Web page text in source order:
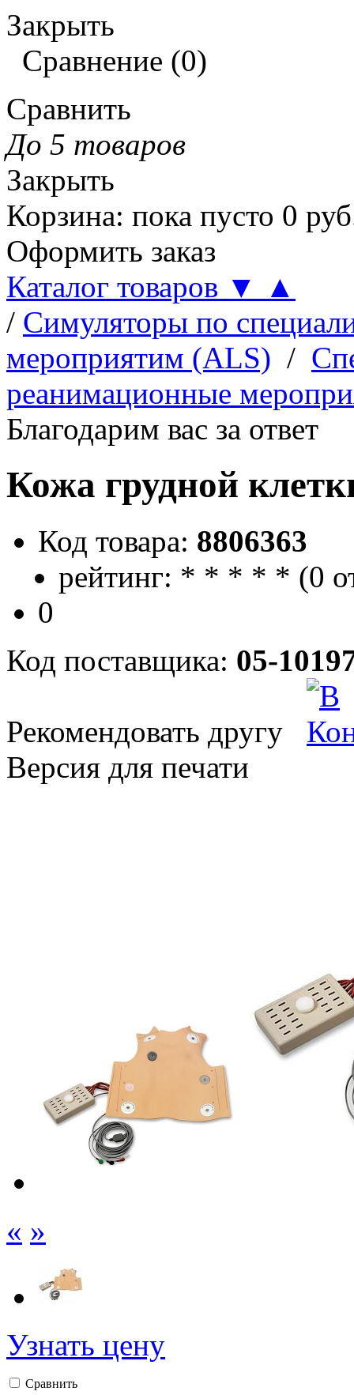
Закрыть
Сравнение (0)
Сравнить
До 5 товаров
Закрыть
Корзина: пока пусто 0
Оформить заказ
Каталог товаров ▼
▲
/ Симуляторы по
мероприятим (ALS) /
реанимационные
Благодарим вас за ответ
Кожа грудной
Код товара: 8806363
рейтинг: * * * * * (0
0
Код поставщика: 05-
Рекомендовать другу
Версия для печати
« »
Узнать цену
Сравнить